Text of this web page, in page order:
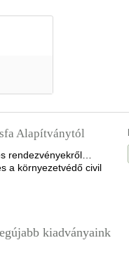
Alapítványtól
rendezvényekről…
a környezetvédő civil
kiadványaink